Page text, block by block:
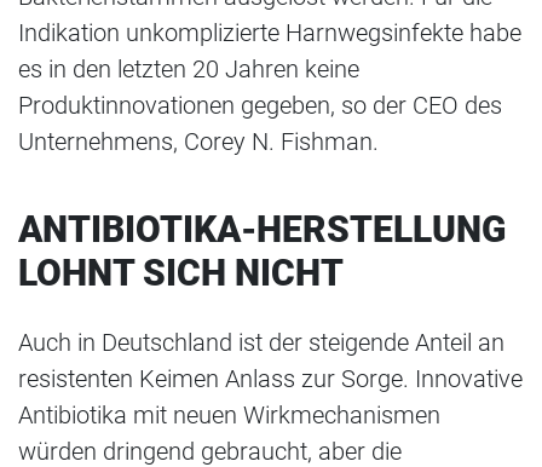
Indikation unkomplizierte Harnwegsinfekte habe
es in den letzten 20 Jahren keine
Produktinnovationen gegeben, so der CEO des
Unternehmens, Corey N. Fishman.
ANTIBIOTIKA-HERSTELLUNG
LOHNT SICH NICHT
Auch in Deutschland ist der steigende Anteil an
resistenten Keimen Anlass zur Sorge. Innovative
Antibiotika mit neuen Wirkmechanismen
würden dringend gebraucht, aber die